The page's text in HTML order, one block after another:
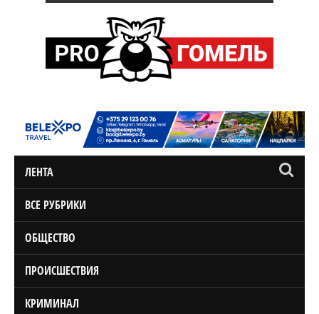
ЛЕНТА
ВСЕ РУБРИКИ
ОБЩЕСТВО
ПРОИСШЕСТВИЯ
КРИМИНАЛ